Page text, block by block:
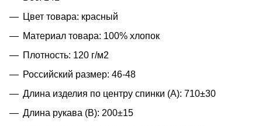
Цвет товара: красный
Материал товара: 100% хлопок
Плотность: 120 г/м2
Российский размер: 46-48
Длина изделия по центру спинки (A): 710±30
Длина рукава (B): 200±15